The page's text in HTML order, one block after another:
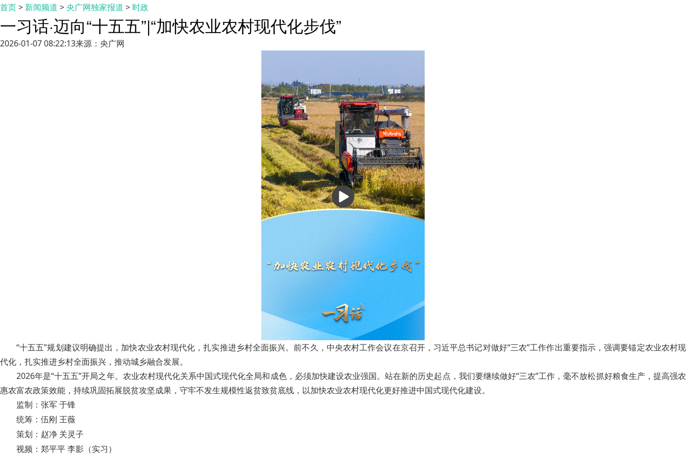
首页> 新闻频道 >央广网独家报道 > 时政
一习话·迈向“十五五”|“加快农业农村现代化步伐”
2026-01-07 08:22:13来源：央广网
播
放
“十五五”规划建议明确提出，加快农业农村现代化，扎实推进乡村全面振兴。前不久，中央农村工作会议在京召开，习近平总书记对做好“三农”工作作出重要指示，强调要锚定农业农村现
代化，扎实推进乡村全面振兴，推动城乡融合发展。
2026年是“十五五”开局之年。农业农村现代化关系中国式现代化全局和成色，必须加快建设农业强国。站在新的历史起点，我们要继续做好“三农”工作，毫不放松抓好粮食生产，提高强农
惠农富农政策效能，持续巩固拓展脱贫攻坚成果，守牢不发生规模性返贫致贫底线，以加快农业农村现代化更好推进中国式现代化建设。
监制：张军 于锋
统筹：伍刚 王薇
策划：赵净 关灵子
视频：郑平平 李影（实习）